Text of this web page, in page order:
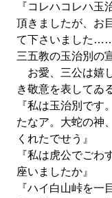
『コレハコレハ玉
頂きましたが、お
て下さいました
三五教の玉治別の
お愛、三公は嬉
き敬意を表してゐ
『私は玉治別です
たなア。大蛇の神
くれたでせう』
『私は虎公でごわ
座いましたか』
『ハイ白山峠を一